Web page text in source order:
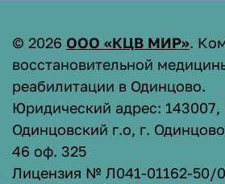
© 2026 ООО «КЦВ МИР».
восстановительной
реабилитации в Одинцово.
Юридический адрес:
Одинцовский г.о, г.
46 оф. 325
Лицензия № Л041-01162-50/